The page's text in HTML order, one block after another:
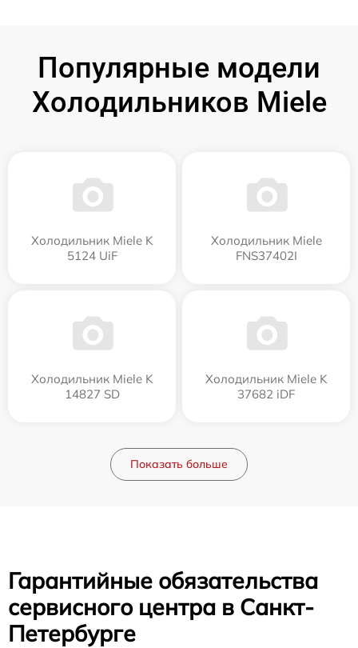
Популярные модели
Холодильников Miele
Холодильник Miele K
5124 UiF
Холодильник Miele
FNS37402I
Холодильник Miele K
14827 SD
Холодильник Miele K
37682 iDF
Показать больше
Гарантийные обязательства
сервисного центра в Санкт-
Петербурге